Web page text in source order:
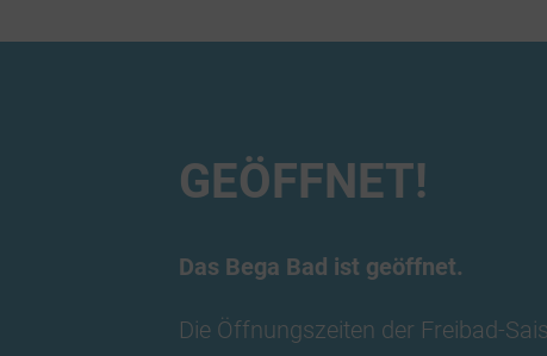
GEÖFFNET!
Das Bega Bad ist geöffnet.
Die Öffnungszeiten der Freibad-